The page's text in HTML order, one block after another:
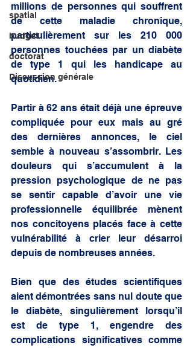
spatial
budget
doctorat
Discussion générale
millions de personnes qui souffrent
de cette maladie chronique,
particulièrement sur les 210 000
personnes touchées par un diabète
de type 1 qui les handicape au
quotidien.
Partir à 62 ans était déjà une épreuve
compliquée pour eux mais au gré
des dernières annonces, le ciel
semble à nouveau s’assombrir. Les
douleurs qui s’accumulent à la
pression psychologique de ne pas
se sentir capable d’avoir une vie
professionnelle équilibrée mènent
nos concitoyens placés face à cette
vulnérabilité à crier leur désarroi
depuis de nombreuses années.
Bien que des études scientifiques
aient démontrées sans nul doute que
le diabète, singulièrement lorsqu’il
est de type 1, engendre des
complications significatives comme